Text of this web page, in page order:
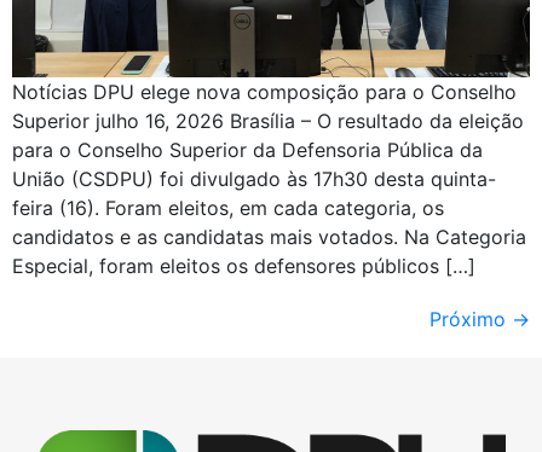
Notícias DPU elege nova composição para o Conselho
Superior julho 16, 2026 Brasília – O resultado da eleição
para o Conselho Superior da Defensoria Pública da
União (CSDPU) foi divulgado às 17h30 desta quinta-
feira (16). Foram eleitos, em cada categoria, os
candidatos e as candidatas mais votados. Na Categoria
Especial, foram eleitos os defensores públicos […]
Próximo →